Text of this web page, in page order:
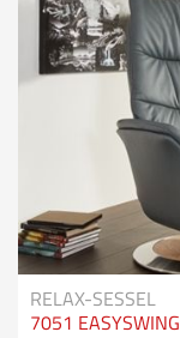
RELAX-SESSEL
7051 EASYSWING